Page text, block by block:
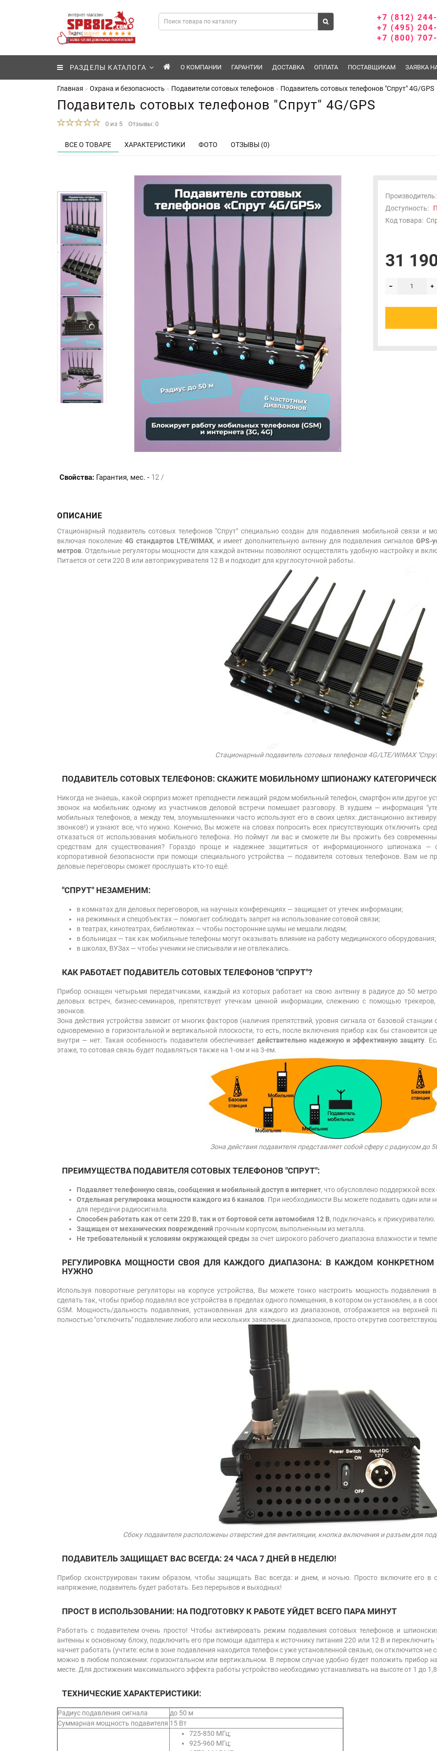
+7 (812)
+7 (495)
+7 (800)
РАЗДЕЛЫ КАТАЛОГА О КОМПАНИИ ГАРАНТИИ ДОСТАВКА ОПЛАТА ПОСТАВЩИКАМ ЗАЯВКА
Главная Охрана и безопасность Подавители сотовых телефонов Подавитель сотовых телефонов "Спрут" 4G/GPS
Подавитель сотовых телефонов "Спрут" 4G/GPS
0 из 5 Отзывы: 0
ВСЕ О ТОВАРЕ ХАРАКТЕРИСТИКИ ФОТО ОТЗЫВЫ (0)
Свойства: Гарантия, мес. - 12 /
Производитель:
Доступность:
Код товара:
31
ОПИСАНИЕ
Стационарный подавитель сотовых телефонов "Спрут" специально создан для подавления мобильной связи и
включая поколение 4G стандартов LTE/WIMAX, и имеет дополнительную антенну для подавления сигналовGPS-
метров. Отдельные регуляторы мощности для каждой антенны позволяют осуществлять удобную настройку и
Питается от сети 220 В или автоприкуривателя 12 В и подходит для круглосуточной работы.
Стационарный подавитель сотовых телефонов 4G/LTE/WIMAX
ПОДАВИТЕЛЬ СОТОВЫХ ТЕЛЕФОНОВ: СКАЖИТЕ МОБИЛЬНОМУ ШПИОНАЖУ
Никогда не знаешь, какой сюрприз может преподнести лежащий рядом мобильный телефон, смартфон или другое
звонок на мобильник одному из участников деловой встречи помешает разговору. В худшем — информация
мобильных телефонов, а между тем, злоумышленники часто используют его в своих целях: дистанционно
звонков!) и узнают все, что нужно. Конечно, Вы можете на словах попросить всех присутствующих отключить
отказаться от использования мобильного телефона. Но поймут ли вас и сможете ли Вы прожить без
средствам для существования? Гораздо проще и надежнее защититься от информационного шпионажа —
корпоративной безопасности при помощи специального устройства — подавителя сотовых телефонов. Вам не
деловые переговоры сможет прослушать кто-то ещё.
"СПРУТ" НЕЗАМЕНИМ:
в комнатах для деловых переговоров, на научных конференциях — защищает от утечек информации;
на режимных и спецобъектах — помогает соблюдать запрет на использование сотовой связи;
в театрах, кинотеатрах, библиотеках — чтобы посторонние шумы не мешали людям;
в больницах — так как мобильные телефоны могут оказывать влияние на работу медицинского оборудования;
в школах, ВУЗах — чтобы ученики не списывали и не отвлекались.
КАК РАБОТАЕТ ПОДАВИТЕЛЬ СОТОВЫХ ТЕЛЕФОНОВ "СПРУТ"?
Прибор оснащен четырьмя передатчиками, каждый из которых работает на свою антенну в радиусе до 50
деловых встреч, бизнес-семинаров, препятствует утечкам ценной информации, слежению с помощью
звонков.
Зона действия устройства зависит от многих факторов (наличия препятствий, уровня сигнала от базовой
одновременно в горизонтальной и вертикальной плоскости, то есть, после включения прибор как бы становится
внутри — нет. Такая особенность подавителя обеспечивает действительно надежную и эффективную защиту.
этаже, то сотовая связь будет подавляться также на 1-ом и на 3-ем.
Зона действия подавителя представляет собой сферу с радиусом до
ПРЕИМУЩЕСТВА ПОДАВИТЕЛЯ СОТОВЫХ ТЕЛЕФОНОВ "СПРУТ":
Подавляет телефонную связь, сообщения и мобильный доступ в интернет, что обусловлено поддержкой
Отдельная регулировка мощности каждого из 6 каналов. При необходимости Вы можете подавить один или
для передачи радиосигнала.
Способен работать как от сети 220 В, так и от бортовой сети автомобиля 12 В, подключаясь к прикуривателю.
Защищен от механических повреждений прочным корпусом, выполненным из металла.
Не требовательный к условиям окружающей среды за счет широкого рабочего диапазона влажности и
РЕГУЛИРОВКА МОЩНОСТИ СВОЯ ДЛЯ КАЖДОГО ДИАПАЗОНА: В КАЖДОМ КОНКРЕТНОМ
НУЖНО
Используя поворотные регуляторы на корпусе устройства, Вы можете тонко настроить мощность
сделать так, чтобы прибор подавлял все устройства в пределах одного помещения, в котором он установлен, а в
GSM. Мощность/дальность подавления, установленная для каждого из диапазонов, отображается на
полностью "отключить" подавление любого или нескольких заявленных диапазонов, просто открутив
Сбоку подавителя расположены отверстия для вентиляции, кнопка включения и разъем для
ПОДАВИТЕЛЬ ЗАЩИЩАЕТ ВАС ВСЕГДА: 24 ЧАСА 7 ДНЕЙ В НЕДЕЛЮ!
Прибор сконструирован таким образом, чтобы защищать Вас всегда: и днем, и ночью. Просто включите его в
напряжение, подавитель будет работать. Без перерывов и выходных!
ПРОСТ В ИСПОЛЬЗОВАНИИ: НА ПОДГОТОВКУ К РАБОТЕ УЙДЕТ ВСЕГО ПАРА МИНУТ
Работать с подавителем очень просто! Чтобы активировать режим подавления сотовых телефонов и
антенны к основному блоку, подключить его при помощи адаптера к источнику питания 220 или 12 В и
начнет работать (учтите: если в зоне подавления находится телефон с уже установленной связью, он отключится не
можно в любом положении: горизонтальном или вертикальном. В первом случае удобно будет положить прибор
месте. Для достижения максимального эффекта работы устройство необходимо устанавливать на высоте от 1 до
ТЕХНИЧЕСКИЕ ХАРАКТЕРИСТИКИ:
Радиус подавления сигнала
до 50 м
Суммарная мощность подавителя 15 Вт
725-850 МГц;
925-960 МГц;